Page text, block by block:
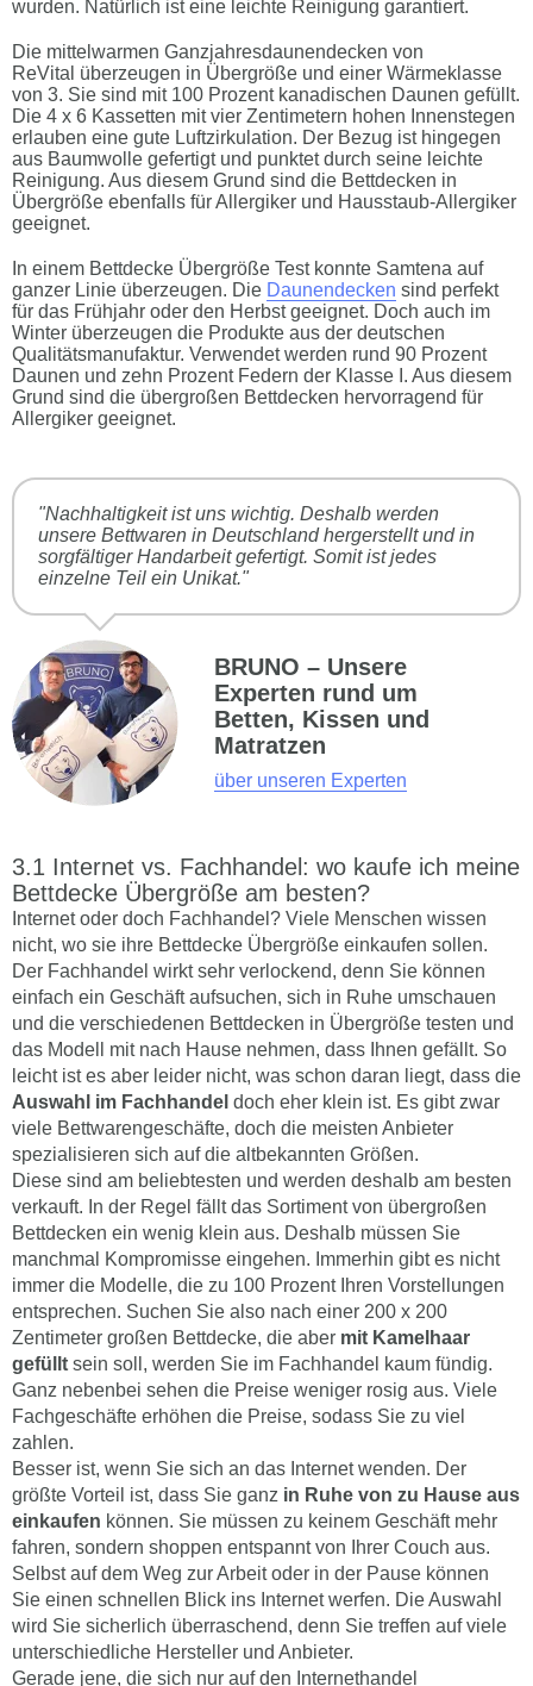
wurden. Natürlich ist eine leichte Reinigung garantiert.
Die mittelwarmen Ganzjahresdaunendecken von
ReVital überzeugen in Übergröße und einer Wärmeklasse
von 3. Sie sind mit 100 Prozent kanadischen Daunen gefüllt.
Die 4 x 6 Kassetten mit vier Zentimetern hohen Innenstegen
erlauben eine gute Luftzirkulation. Der Bezug ist hingegen
aus Baumwolle gefertigt und punktet durch seine leichte
Reinigung. Aus diesem Grund sind die Bettdecken in
Übergröße ebenfalls für Allergiker und Hausstaub-Allergiker
geeignet.
In einem Bettdecke Übergröße Test konnte Samtena auf
ganzer Linie überzeugen. Die Daunendecken sind perfekt
für das Frühjahr oder den Herbst geeignet. Doch auch im
Winter überzeugen die Produkte aus der deutschen
Qualitätsmanufaktur. Verwendet werden rund 90 Prozent
Daunen und zehn Prozent Federn der Klasse I. Aus diesem
Grund sind die übergroßen Bettdecken hervorragend für
Allergiker geeignet.
"Nachhaltigkeit ist uns wichtig. Deshalb werden
unsere Bettwaren in Deutschland hergerstellt und in
sorgfältiger Handarbeit gefertigt. Somit ist jedes
einzelne Teil ein Unikat."
BRUNO – Unsere
Experten rund um
Betten, Kissen und
Matratzen
über unseren Experten
Internet vs. Fachhandel: wo kaufe ich meine
Bettdecke Übergröße am besten?
Internet oder doch Fachhandel? Viele Menschen wissen
nicht, wo sie ihre Bettdecke Übergröße einkaufen sollen.
Der Fachhandel wirkt sehr verlockend, denn Sie können
einfach ein Geschäft aufsuchen, sich in Ruhe umschauen
und die verschiedenen Bettdecken in Übergröße testen und
das Modell mit nach Hause nehmen, dass Ihnen gefällt. So
leicht ist es aber leider nicht, was schon daran liegt, dass die
Auswahl im Fachhandel doch eher klein ist. Es gibt zwar
viele Bettwarengeschäfte, doch die meisten Anbieter
spezialisieren sich auf die altbekannten Größen.
Diese sind am beliebtesten und werden deshalb am besten
verkauft. In der Regel fällt das Sortiment von übergroßen
Bettdecken ein wenig klein aus. Deshalb müssen Sie
manchmal Kompromisse eingehen. Immerhin gibt es nicht
immer die Modelle, die zu 100 Prozent Ihren Vorstellungen
entsprechen. Suchen Sie also nach einer 200 x 200
Zentimeter großen Bettdecke, die aber mit Kamelhaar
gefüllt sein soll, werden Sie im Fachhandel kaum fündig.
Ganz nebenbei sehen die Preise weniger rosig aus. Viele
Fachgeschäfte erhöhen die Preise, sodass Sie zu viel
zahlen.
Besser ist, wenn Sie sich an das Internet wenden. Der
größte Vorteil ist, dass Sie ganz in Ruhe von zu Hause aus
einkaufen können. Sie müssen zu keinem Geschäft mehr
fahren, sondern shoppen entspannt von Ihrer Couch aus.
Selbst auf dem Weg zur Arbeit oder in der Pause können
Sie einen schnellen Blick ins Internet werfen. Die Auswahl
wird Sie sicherlich überraschend, denn Sie treffen auf viele
unterschiedliche Hersteller und Anbieter.
Gerade jene, die sich nur auf den Internethandel